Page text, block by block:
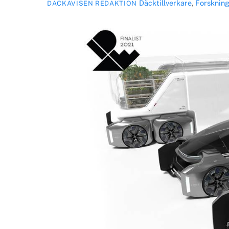
DÄCKAVISEN REDAKTION Däcktillverkare, Forskning